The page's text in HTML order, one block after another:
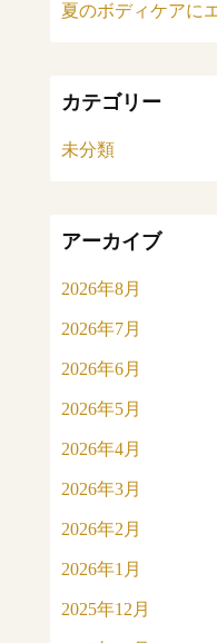
夏のボディケアに
カテゴリー
未分類
アーカイブ
2026年8月
2026年7月
2026年6月
2026年5月
2026年4月
2026年3月
2026年2月
2026年1月
2025年12月